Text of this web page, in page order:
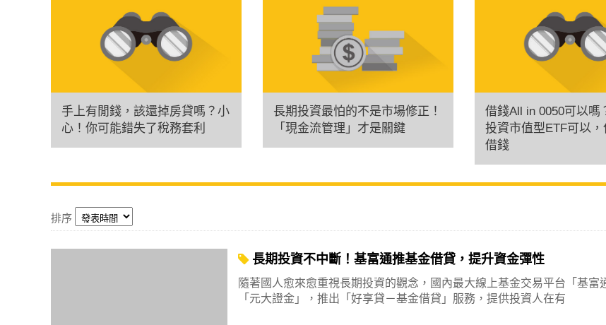
手上有閒錢，該還掉房貸嗎？小
心！你可能錯失了稅務套利
長期投資最怕的不是市場修正！
「現金流管理」才是關鍵
借錢All in 0050可以嗎
投資市值型ETF可以
借錢
排序
長期投資不中斷！基富通推基金借貸，提升資金彈性
隨著國人愈來愈重視長期投資的觀念，國內最大線上基金交易平台「基富
「元大證金」，推出「好享貸－基金借貸」服務，提供投資人在有